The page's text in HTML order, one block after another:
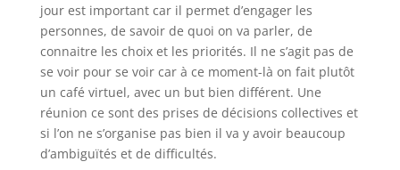
jour est important car il permet d’engager les
personnes, de savoir de quoi on va parler, de
connaitre les choix et les priorités. Il ne s’agit pas de
se voir pour se voir car à ce moment-là on fait plutôt
un café virtuel, avec un but bien différent. Une
réunion ce sont des prises de décisions collectives et
si l’on ne s’organise pas bien il va y avoir beaucoup
d’ambiguïtés et de difficultés.